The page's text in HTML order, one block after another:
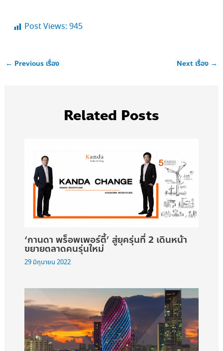
Post Views: 945
← Previous เรื่อง Next เรื่อง →
Related Posts
‘กานดา พร็อพเพอร์ตี้’ สู่ยุครุ่นที่ 2 เดินหน้า
ขยายตลาดคนรุ่นใหม่
29 มิถุนายน 2022